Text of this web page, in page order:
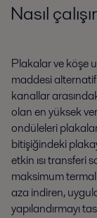
Nasıl çalışır
Plakalar ve köşe
maddesi
kanallar
olan en yüksek
ondüleleri
bitişiğindeki
etkin ısı transferi
maksimum
aza indiren,
yapılandırmayı